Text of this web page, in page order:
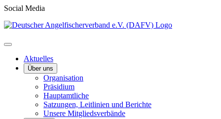
Social Media
Aktuelles
Über uns
Organisation
Präsidium
Hauptamtliche
Satzungen, Leitlinien und Berichte
Unsere Mitgliedsverbände